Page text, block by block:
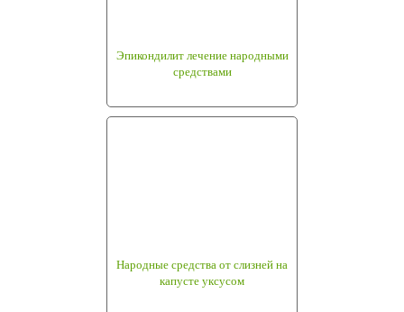
Эпикондилит лечение народными
средствами
Народные средства от слизней на
капусте уксусом